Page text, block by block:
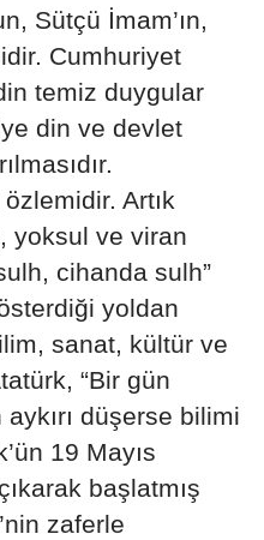
Kars
Kastamonu
Kayseri
Kırklareli
Kırşehir
Kocaeli
Konya
Kütahya
Malatya
Manisa
Kahramanmaraş
Sütçü İmam’ın,
Cumhuriyet
temiz duygular
din ve devlet
Artık
yoksul ve viran
cihanda sulh”
yoldan
sanat, kültür ve
“Bir gün
düşerse bilimi
19 Mayıs
başlatmış
zaferle